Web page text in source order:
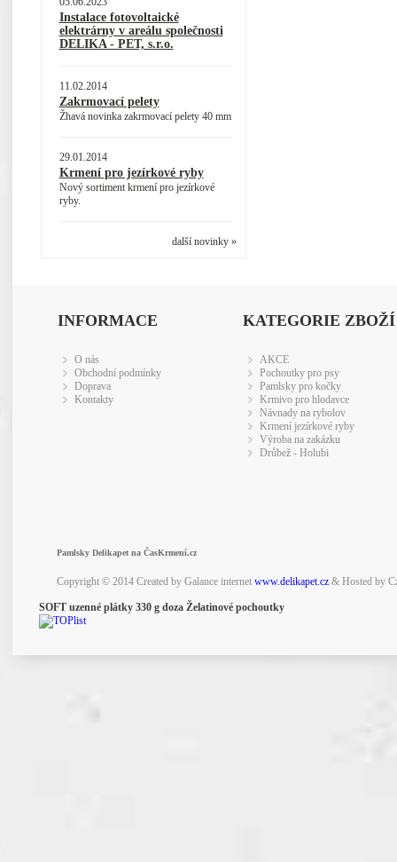
Instalace fotovoltaické
elektrárny v areálu společnosti
DELIKA - PET, s.r.o.
11.02.2014
Zakrmovací pelety
Žhavá novinka zakrmovací pelety 40 mm
29.01.2014
Krmení pro jezírkové ryby
Nový sortiment krmení pro jezírkové
ryby.
další novinky »
INFORMACE
O nás
Obchodní podmínky
Doprava
Kontakty
KATEGORIE ZBOŽÍ
AKCE
Pochoutky pro psy
Pamlsky pro kočky
Krmivo pro hlodavce
Návnady na rybolov
Krmení jezírkové ryby
Výroba na zakázku
Drůbež - Holubi
Pamlsky Delikapet na ČasKrmení.cz
Copyright © 2014 Created by Galance internet www.delikapet.cz& Hosted by
SOFT uzenné plátky 330 g doza Želatinové pochoutky